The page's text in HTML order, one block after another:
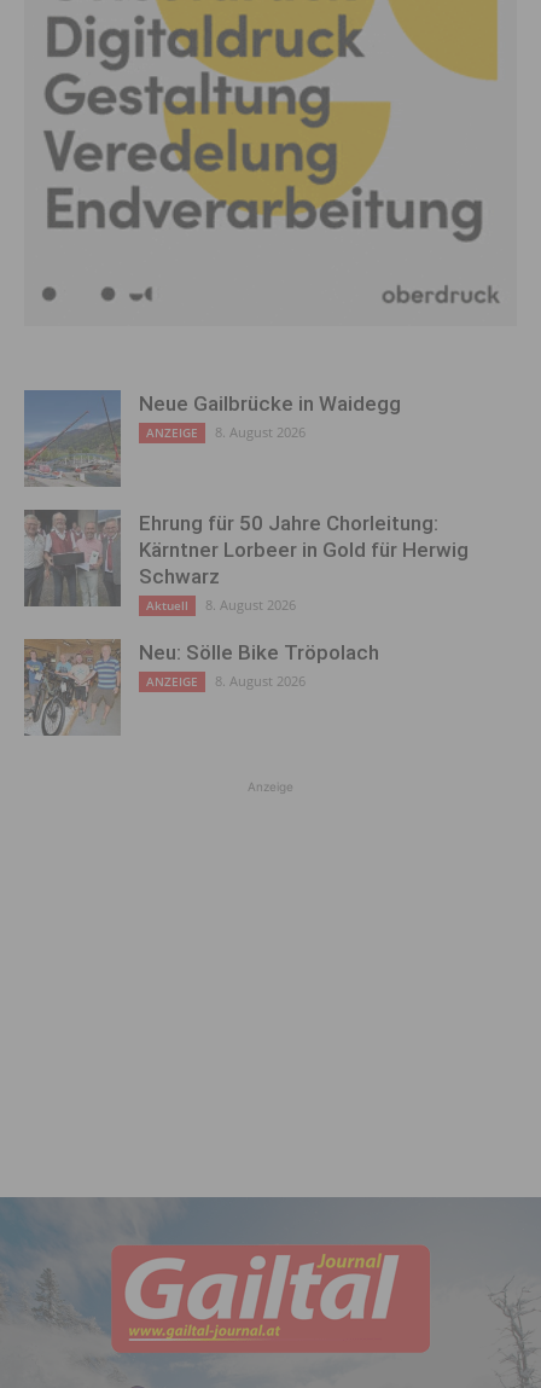
Neue Gailbrücke in Waidegg
ANZEIGE 8. August 2026
Ehrung für 50 Jahre Chorleitung:
Kärntner Lorbeer in Gold für Herwig
Schwarz
Aktuell 8. August 2026
Neu: Sölle Bike Tröpolach
ANZEIGE 8. August 2026
Anzeige